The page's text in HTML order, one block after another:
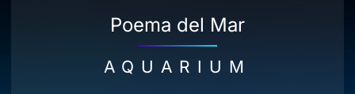
Poema del Mar
AQUARIUM